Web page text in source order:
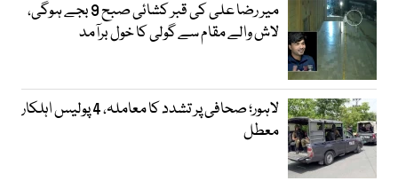
میر رضا علی کی قبر کشائی صبح 9 بجے ہوگی،
لاش والے مقام سے گولی کا خول برآمد
لاہور؛ صحافی پر تشدد کا معاملہ، 4 پولیس اہلکار
معطل